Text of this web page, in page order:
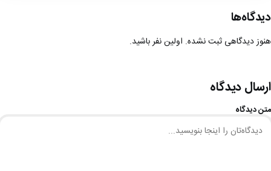
دیدگاه‌ها
هنوز دیدگاهی ثبت نشده. اولین نفر باشید.
ارسال دیدگاه
متن دیدگاه